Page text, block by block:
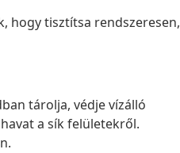
hogy tisztítsa rendszeresen,
tárolja, védje vízálló
a sík felületekről.